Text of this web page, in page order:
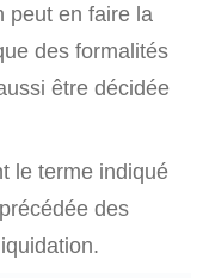
peut en faire la
des formalités
être décidée
le terme indiqué
des